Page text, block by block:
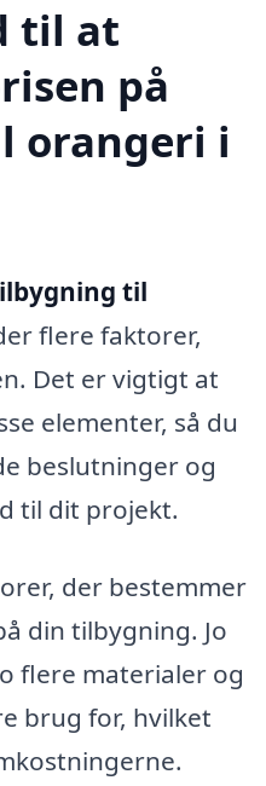
til at
på
orangeri i
til
flere faktorer,
Det er vigtigt at
elementer, så du
beslutninger og
til dit projekt.
der bestemmer
din tilbygning. Jo
flere materialer og
brug for, hvilket